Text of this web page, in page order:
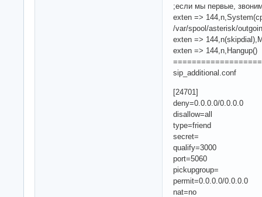
;если мы первые,
exten =>
/var/spool/asterisk/
exten =>
exten => 144,n,Hangup()
sip_additional.conf
[24701]
deny=0.0.0.0/0.0.0.0
disallow=all
type=friend
secret=
qualify=3000
port=5060
pickupgroup=
permit=0.0.0.0/0.0.0.0
nat=no